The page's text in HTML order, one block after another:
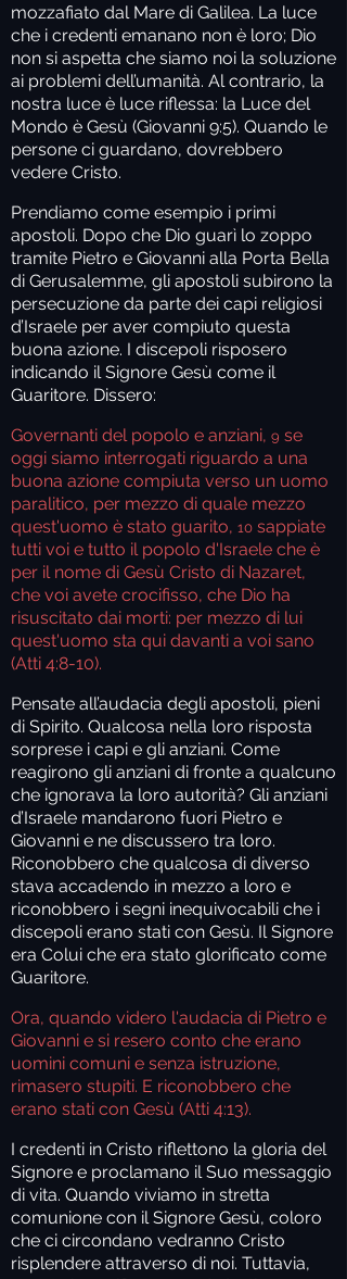
mozzafiato dal Mare di Galilea. La luce
che i credenti emanano non è loro; Dio
non si aspetta che siamo noi la soluzione
ai problemi dell’umanità. Al contrario, la
nostra luce è luce riflessa: la Luce del
Mondo è Gesù (Giovanni 9:5). Quando le
persone ci guardano, dovrebbero
vedere Cristo.
Prendiamo come esempio i primi
apostoli. Dopo che Dio guarì lo zoppo
tramite Pietro e Giovanni alla Porta Bella
di Gerusalemme, gli apostoli subirono la
persecuzione da parte dei capi religiosi
d’Israele per aver compiuto questa
buona azione. I discepoli risposero
indicando il Signore Gesù come il
Guaritore. Dissero:
Governanti del popolo e anziani, 9 se
oggi siamo interrogati riguardo a una
buona azione compiuta verso un uomo
paralitico, per mezzo di quale mezzo
quest'uomo è stato guarito, 10 sappiate
tutti voi e tutto il popolo d'Israele che è
per il nome di Gesù Cristo di Nazaret,
che voi avete crocifisso, che Dio ha
risuscitato dai morti: per mezzo di lui
quest'uomo sta qui davanti a voi sano
(Atti 4:8-10).
Pensate all’audacia degli apostoli, pieni
di Spirito. Qualcosa nella loro risposta
sorprese i capi e gli anziani. Come
reagirono gli anziani di fronte a qualcuno
che ignorava la loro autorità? Gli anziani
d’Israele mandarono fuori Pietro e
Giovanni e ne discussero tra loro.
Riconobbero che qualcosa di diverso
stava accadendo in mezzo a loro e
riconobbero i segni inequivocabili che i
discepoli erano stati con Gesù. Il Signore
era Colui che era stato glorificato come
Guaritore.
Ora, quando videro l'audacia di Pietro e
Giovanni e si resero conto che erano
uomini comuni e senza istruzione,
rimasero stupiti. E riconobbero che
erano stati con Gesù (Atti 4:13).
I credenti in Cristo riflettono la gloria del
Signore e proclamano il Suo messaggio
di vita. Quando viviamo in stretta
comunione con il Signore Gesù, coloro
che ci circondano vedranno Cristo
risplendere attraverso di noi. Tuttavia,